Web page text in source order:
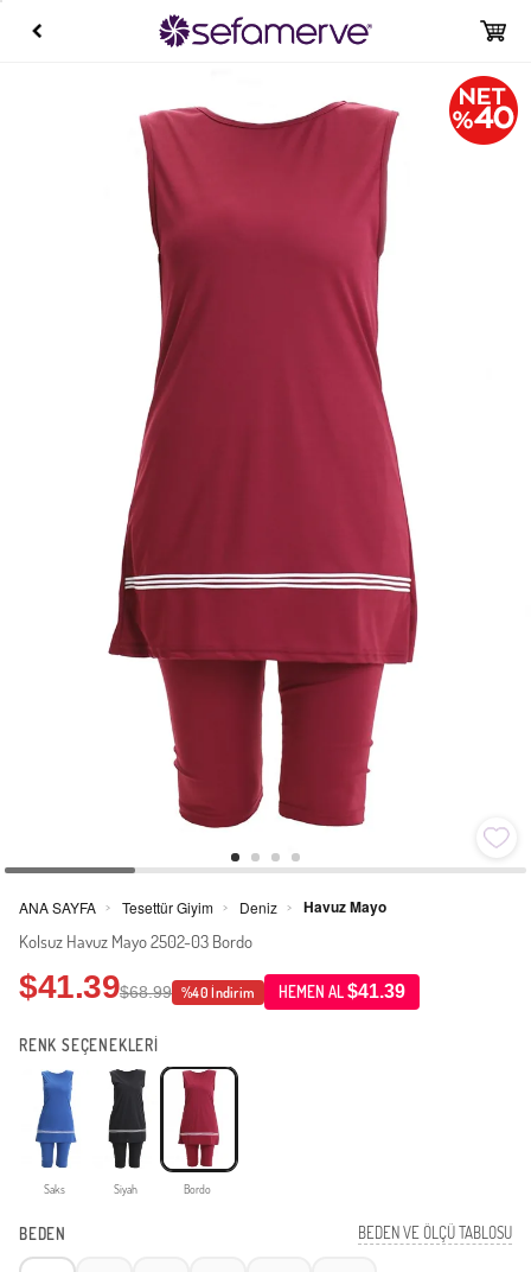
ANA SAYFA > Tesettür Giyim > Deniz > Havuz Mayo
Kolsuz Havuz Mayo 2502-03 Bordo
$41.39$68.99 %40 İndirim HEMEN AL$41.39
RENK SEÇENEKLERİ
Saks Siyah Bordo
BEDEN BEDEN VE ÖLÇÜ TABLOSU